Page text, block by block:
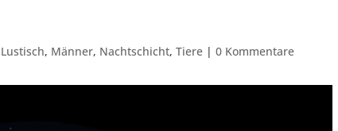
Lustisch, Männer, Nachtschicht,Tiere |0 Kommentare